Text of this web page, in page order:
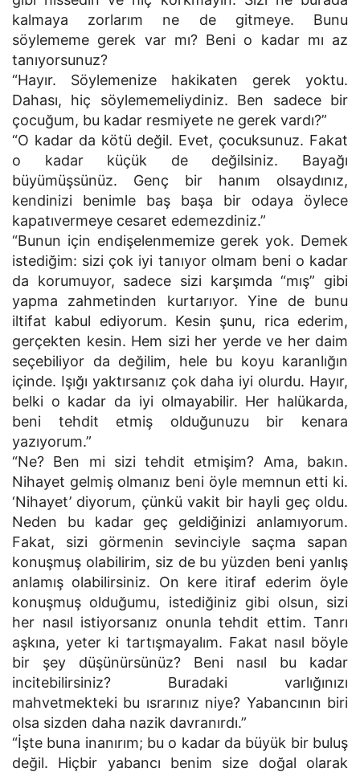
kalmaya zorlarım ne de gitmeye. Bunu
söylememe gerek var mı? Beni o kadar mı az
tanıyorsunuz?
“Hayır. Söylemenize hakikaten gerek yoktu.
Dahası, hiç söylememeliydiniz. Ben sadece bir
çocuğum, bu kadar resmiyete ne gerek vardı?”
“O kadar da kötü değil. Evet, çocuksunuz. Fakat
o kadar küçük de değilsiniz. Bayağı
büyümüşsünüz. Genç bir hanım olsaydınız,
kendinizi benimle baş başa bir odaya öylece
kapatıvermeye cesaret edemezdiniz.”
“Bunun için endişelenmemize gerek yok. Demek
istediğim: sizi çok iyi tanıyor olmam beni o kadar
da korumuyor, sadece sizi karşımda “mış” gibi
yapma zahmetinden kurtarıyor. Yine de bunu
iltifat kabul ediyorum. Kesin şunu, rica ederim,
gerçekten kesin. Hem sizi her yerde ve her daim
seçebiliyor da değilim, hele bu koyu karanlığın
içinde. Işığı yaktırsanız çok daha iyi olurdu. Hayır,
belki o kadar da iyi olmayabilir. Her halükarda,
beni tehdit etmiş olduğunuzu bir kenara
yazıyorum.”
“Ne? Ben mi sizi tehdit etmişim? Ama, bakın.
Nihayet gelmiş olmanız beni öyle memnun etti ki.
‘Nihayet’ diyorum, çünkü vakit bir hayli geç oldu.
Neden bu kadar geç geldiğinizi anlamıyorum.
Fakat, sizi görmenin sevinciyle saçma sapan
konuşmuş olabilirim, siz de bu yüzden beni yanlış
anlamış olabilirsiniz. On kere itiraf ederim öyle
konuşmuş olduğumu, istediğiniz gibi olsun, sizi
her nasıl istiyorsanız onunla tehdit ettim. Tanrı
aşkına, yeter ki tartışmayalım. Fakat nasıl böyle
bir şey düşünürsünüz? Beni nasıl bu kadar
incitebilirsiniz? Buradaki varlığınızı
mahvetmekteki bu ısrarınız niye? Yabancının biri
olsa sizden daha nazik davranırdı.”
“İşte buna inanırım; bu o kadar da büyük bir buluş
değil. Hiçbir yabancı benim size doğal olarak